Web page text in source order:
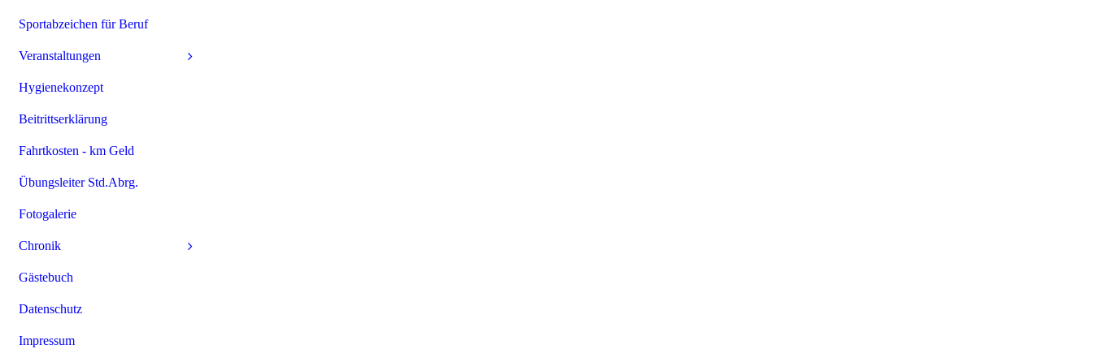
Sportabzeichen für Beruf
Veranstaltungen
Hygienekonzept
Beitrittserklärung
Fahrtkosten - km Geld
Übungsleiter Std.Abrg.
Fotogalerie
Chronik
Gästebuch
Datenschutz
Impressum